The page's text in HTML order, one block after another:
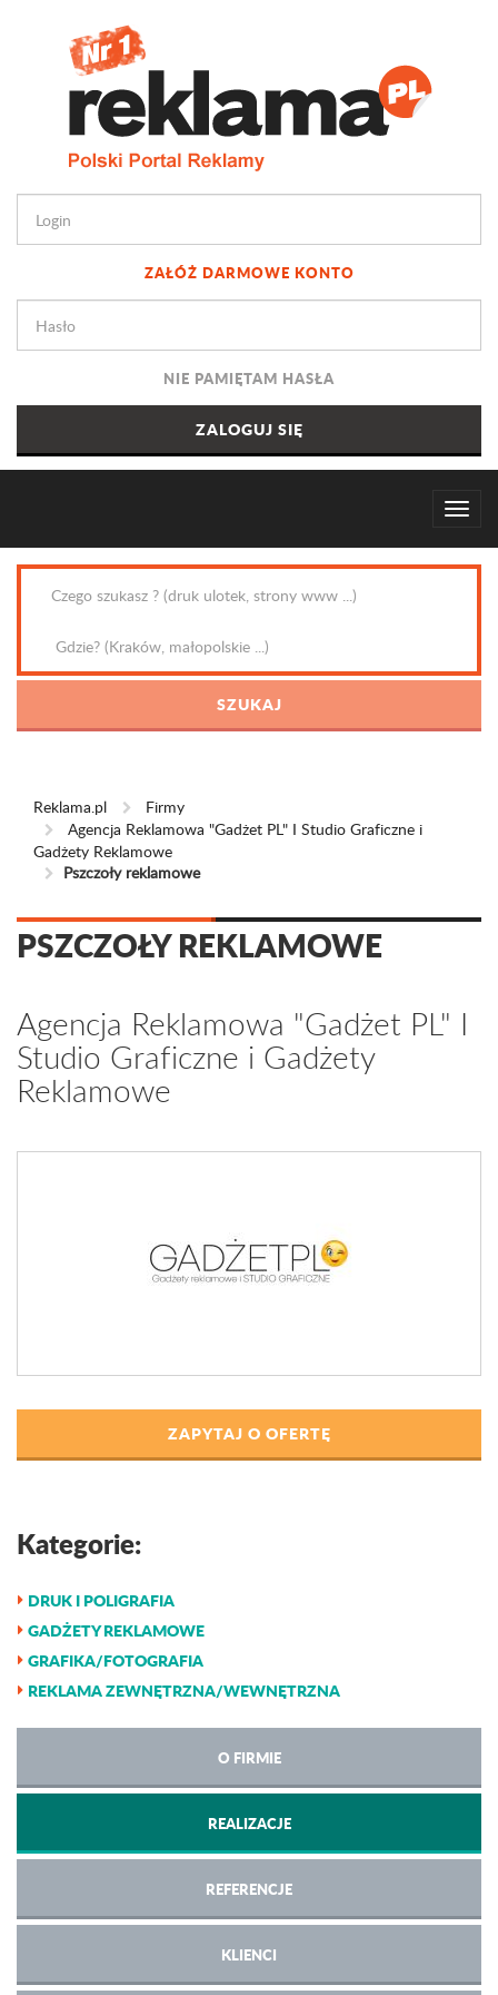
ZAŁÓŻ DARMOWE KONTO
NIE PAMIĘTAM HASŁA
Reklama.pl
Firmy
Agencja Reklamowa "Gadżet PL" I Studio Graficzne i
Gadżety Reklamowe
Pszczoły reklamowe
PSZCZOŁY REKLAMOWE
Agencja Reklamowa "Gadżet PL" I
Studio Graficzne i Gadżety
Reklamowe
ZAPYTAJ O OFERTĘ
Kategorie:
DRUK I POLIGRAFIA
GADŻETY REKLAMOWE
GRAFIKA/FOTOGRAFIA
REKLAMA ZEWNĘTRZNA/WEWNĘTRZNA
O FIRMIE
REALIZACJE
REFERENCJE
KLIENCI